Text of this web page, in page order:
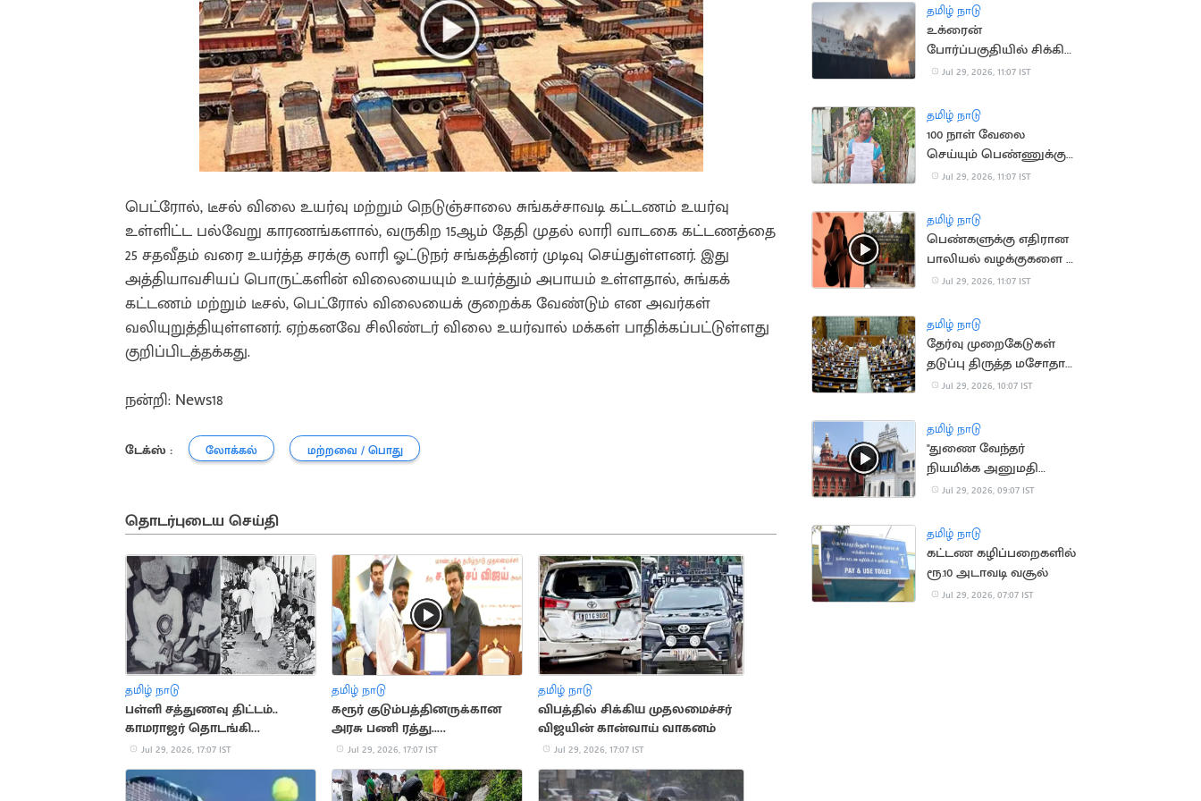
பெட்ரோல், டீசல் விலை உயர்வு மற்றும் நெடுஞ்சாலை சுங்கச்சாவடி கட்டணம் உயர்வு
உள்ளிட்ட பல்வேறு காரணங்களால், வருகிற 15ஆம் தேதி முதல் லாரி வாடகை கட்டணத்தை
25 சதவீதம் வரை உயர்த்த சரக்கு லாரி ஓட்டுநர் சங்கத்தினர் முடிவு செய்துள்ளனர். இது
அத்தியாவசியப் பொருட்களின் விலையையும் உயர்த்தும் அபாயம் உள்ளதால், சுங்கக்
கட்டணம் மற்றும் டீசல், பெட்ரோல் விலையைக் குறைக்க வேண்டும் என அவர்கள்
வலியுறுத்தியுள்ளனர். ஏற்கனவே சிலிண்டர் விலை உயர்வால் மக்கள் பாதிக்கப்பட்டுள்ளது
குறிப்பிடத்தக்கது.
நன்றி: News18
டேக்ஸ் : லோக்கல் மற்றவை / பொது
தொடர்புடைய செய்தி
தமிழ் நாடு
பள்ளி சத்துணவு திட்டம்..
காமராஜர் தொடங்கி
மு.க.ஸ்டாலின் வரை வளர்ந்த
வரலாறு
Jul 29, 2026, 17:07 IST
தமிழ் நாடு
கரூர் குடும்பத்தினருக்கான
அரசு பணி ரத்து..
உச்சநீதிமன்றத்தில் தமிழக
அரசு மனு
Jul 29, 2026, 17:07 IST
தமிழ் நாடு
விபத்தில் சிக்கிய முதலமைச்சர்
விஜயின் கான்வாய் வாகனம்
Jul 29, 2026, 17:07 IST
தமிழ் நாடு
உக்ரைன்
போர்ப்பகுதியில் சிக்கிய
இந்திய மாலுமிகளை
கோரிக்கை
Jul 29, 2026, 11:07 IST
தமிழ் நாடு
100 நாள் வேலை
செய்யும் பெண்ணுக்கு
ரூ.2.79 கோடி GST
Jul 29, 2026, 11:07 IST
தமிழ் நாடு
பெண்களுக்கு எதிரான
பாலியல் வழக்குகளை 2
மாதங்களில் முடிக்க
Jul 29, 2026, 11:07 IST
தமிழ் நாடு
தேர்வு முறைகேடுகள்
தடுப்பு திருத்த மசோதா
மக்களவையில்
Jul 29, 2026, 10:07 IST
தமிழ் நாடு
"துணை வேந்தர்
நியமிக்க அனுமதி
வேண்டும்”.. தமிழக அரசு
Jul 29, 2026, 09:07 IST
தமிழ் நாடு
கட்டண கழிப்பறைகளில்
ரூ.10 அடாவடி வசூல்
Jul 29, 2026, 07:07 IST